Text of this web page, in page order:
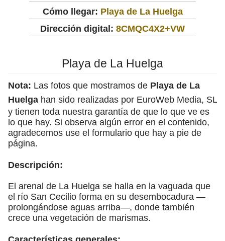
Cómo llegar: Playa de La Huelga
Dirección digital: 8CMQC4X2+VW
Playa de La Huelga
Nota: Las fotos que mostramos de Playa de La
Huelga han sido realizadas por EuroWeb Media, SL
y tienen toda nuestra garantía de que lo que ve es
lo que hay. Si observa algún error en el contenido,
agradecemos use el formulario que hay a pie de
página.
Descripción:
El arenal de La Huelga se halla en la vaguada que
el río San Cecilio forma en su desembocadura —
prolongándose aguas arriba—, donde también
crece una vegetación de marismas.